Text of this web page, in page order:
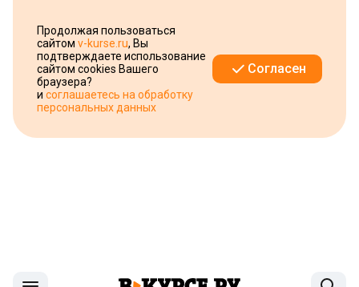
Продолжая пользоваться
сайтом v-kurse.ru, Вы
подтверждаете использование
сайтом cookies Вашего
браузера?
и соглашаетесь на обработку
персональных данных
Согласен